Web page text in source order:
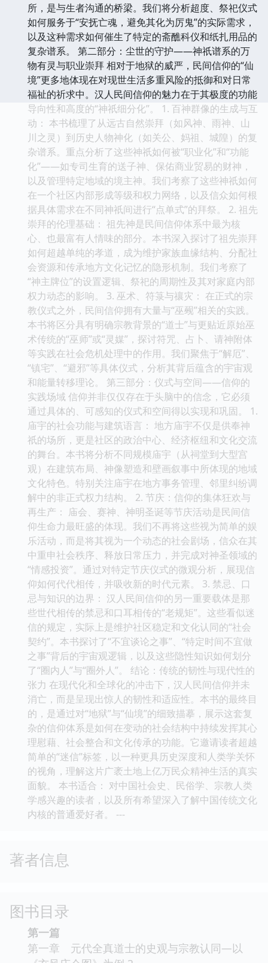
所，是与生者沟通的桥梁。我们将分析超度、祭祀仪式
如何服务于“安抚亡魂，避免其化为厉鬼”的实际需求，
以及这种需求如何催生了特定的斋醮科仪和纸扎用品的
复杂谱系。 第二部分：尘世的守护——神祇谱系的万
物有灵与职业崇拜 相对于地狱的威严，民间信仰的“仙
境”更多地体现在对现世生活多重风险的抵御和对日常
福祉的祈求中。汉人民间信仰的魅力在于其极度的功能
导向性和高度的“神祇细分化”。 1. 百神群像的生成与互
动： 本书梳理了从远古自然崇拜（如风神、雨神、山
川之灵）到历史人物神化（如关公、妈祖、城隍）的复
杂谱系。重点分析了这些神祇如何被“职业化”和“功能
化”——如专司生育的送子神、保佑商业贸易的财神，
以及管理特定地域的境主神。我们考察了这些神祇如何
在一个社区内部形成等级和权力网络，以及信众如何根
据具体需求在不同神祇间进行“点单式”的拜祭。 2. 祖先
崇拜的伦理基础： 祖先神是民间信仰体系中最为核
心、也最富有人情味的部分。本书深入探讨了祖先崇拜
如何超越单纯的孝道，成为维护家族血缘结构、分配社
会资源和传承地方文化记忆的隐形机制。我们考察了
“神主牌位”的设置逻辑、祭祀的周期性及其对家庭内部
权力动态的影响。 3. 巫术、符箓与禳灾： 在正式的宗
教仪式之外，民间信仰拥有大量与“巫觋”相关的实践。
本书将区分具有明确宗教背景的“道士”与更贴近原始巫
术传统的“巫师”或“灵媒”，探讨符咒、占卜、请神附体
等实践在社会危机处理中的作用。我们聚焦于“解厄”、
“镇宅”、“避邪”等具体仪式，分析其背后蕴含的宇宙观
和能量转移理论。 第三部分：仪式与空间——信仰的
实践场域 信仰并非仅仅存在于头脑中的信念，它必须
通过具体的、可感知的仪式和空间得以实现和巩固。 1.
庙宇的社会功能与建筑语言： 地方庙宇不仅是供奉神
祇的场所，更是社区的政治中心、经济枢纽和文化交流
的舞台。本书将分析不同规模庙宇（从祠堂到大型宫
观）在建筑布局、神像塑造和壁画叙事中所体现的地域
文化特色。特别关注庙宇在地方事务管理、邻里纠纷调
解中的非正式权力结构。 2. 节庆：信仰的集体狂欢与
再生产： 庙会、赛神、神明圣诞等节庆活动是民间信
仰生命力最旺盛的体现。我们不再将这些视为简单的娱
乐活动，而是将其视为一个动态的社会剧场，信众在其
中重申社会秩序、释放日常压力，并完成对神圣领域的
“情感投资”。通过对特定节庆仪式的微观分析，展现信
仰如何代代相传，并吸收新的时代元素。 3. 禁忌、口
忌与知识的边界： 汉人民间信仰的另一重要载体是那
些世代相传的禁忌和口耳相传的“老规矩”。这些看似迷
信的规定，实际上是维护社区稳定和文化认同的“社会
契约”。本书探讨了“不宜谈论之事”、“特定时间不宜做
之事”背后的宇宙观逻辑，以及这些隐性知识如何划分
了“圈内人”与“圈外人”。 结论：传统的韧性与现代性的
张力 在现代化和全球化的冲击下，汉人民间信仰并未
消亡，而是呈现出惊人的韧性和适应性。本书的最终目
的，是通过对“地狱”与“仙境”的细致描摹，展示这套复
杂的信仰体系是如何在变动的社会结构中持续发挥其心
理慰藉、社会整合和文化传承的功能。它邀请读者超越
简单的“迷信”标签，以一种更具历史深度和人类学关怀
的视角，理解这片广袤土地上亿万民众精神生活的真实
面貌。 本书适合： 对中国社会史、民俗学、宗教人类
学感兴趣的读者，以及所有希望深入了解中国传统文化
内核的普通爱好者。 ---
著者信息
图书目录
第一篇
第一章 元代全真道士的史观与宗教认同—以